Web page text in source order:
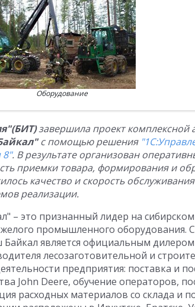
Оборудование
завершила проект комплексной
с помощью решения
. В результате организован
приемки товара, формирования и
качество и скорость
реализации.
– это признанный лидер на
промышленного оборудования.
является официальным
лесозаготовительной и
предприятия: поставка и
John Deere, обучение операторов,
расходных материалов со склада и